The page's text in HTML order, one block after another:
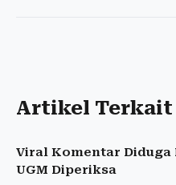
Artikel Terkait
Viral Komentar Diduga
UGM Diperiksa